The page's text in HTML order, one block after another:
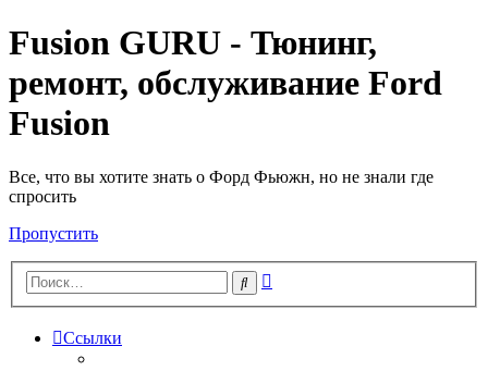
Fusion GURU - Тюнинг,
ремонт, обслуживание Ford
Fusion
Все, что вы хотите знать о Форд Фьюжн, но не знали где
спросить
Пропустить
Поиск
Ссылки